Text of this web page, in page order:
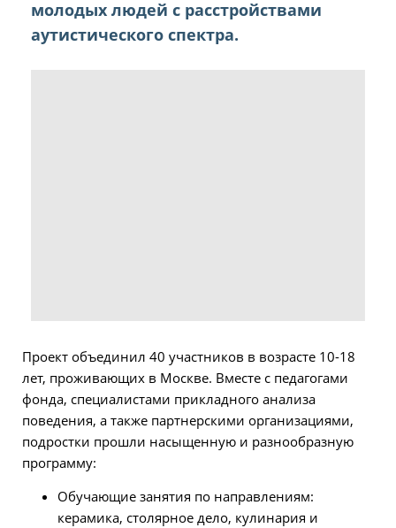
молодых людей с расстройствами
аутистического спектра.
Проект объединил 40 участников в возрасте 10-18
лет, проживающих в Москве. Вместе с педагогами
фонда, специалистами прикладного анализа
поведения, а также партнерскими организациями,
подростки прошли насыщенную и разнообразную
программу:
Обучающие занятия по направлениям:
керамика, столярное дело, кулинария и